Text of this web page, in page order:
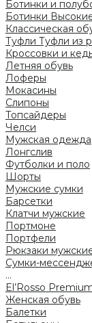
Ботинки и
Ботинки
Классическая
Туфли Туфли из
Кроссовки и
Летняя обувь
Лоферы
Мокасины
Слипоны
Топсайдеры
Челси
Мужская одежда
Лонгслив
Футболки и поло
Шорты
Мужские сумки
Барсетки
Клатчи мужские
Портмоне
Портфели
Рюкзаки
Сумки-
...
El’Rosso
Женская обувь
Балетки